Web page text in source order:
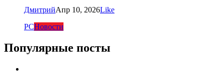
ДмитрийАпр 10, 2026Like
PCНовости
Популярные посты